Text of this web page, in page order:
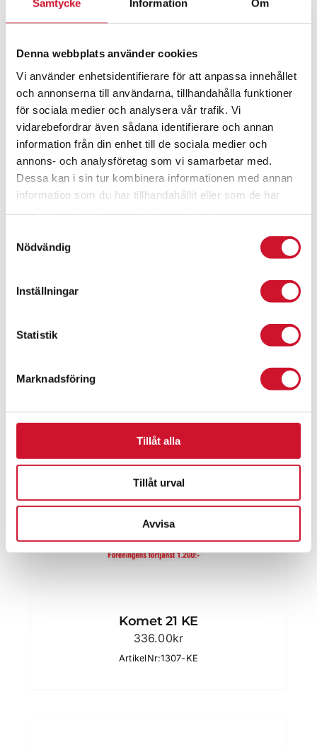
Samtycke Information Om
Denna webbplats använder cookies
Vi använder enhetsidentifierare för att anpassa innehållet
och annonserna till användarna, tillhandahålla funktioner
för sociala medier och analysera vår trafik. Vi
vidarebefordrar även sådana identifierare och annan
information från din enhet till de sociala medier och
annons- och analysföretag som vi samarbetar med.
Dessa kan i sin tur kombinera informationen med annan
information som du har tillhandahållit eller som de har
Nödvändig
Inställningar
Statistik
Marknadsföring
Tillåt alla
Tillåt urval
Avvisa
Komet 21 KE
336.00kr
ArtikelNr:1307-KE